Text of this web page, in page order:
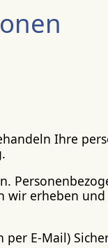
Ihre
erheben
E-Mail)